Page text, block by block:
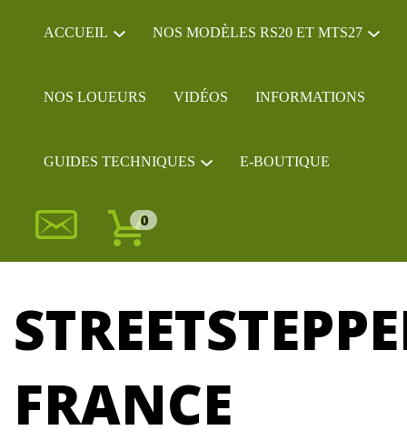
ACCUEIL NOS MODÈLES RS20 ET MTS27
NOS LOUEURS VIDÉOS INFORMATIONS
GUIDES TECHNIQUES E-BOUTIQUE
0
FRANCE